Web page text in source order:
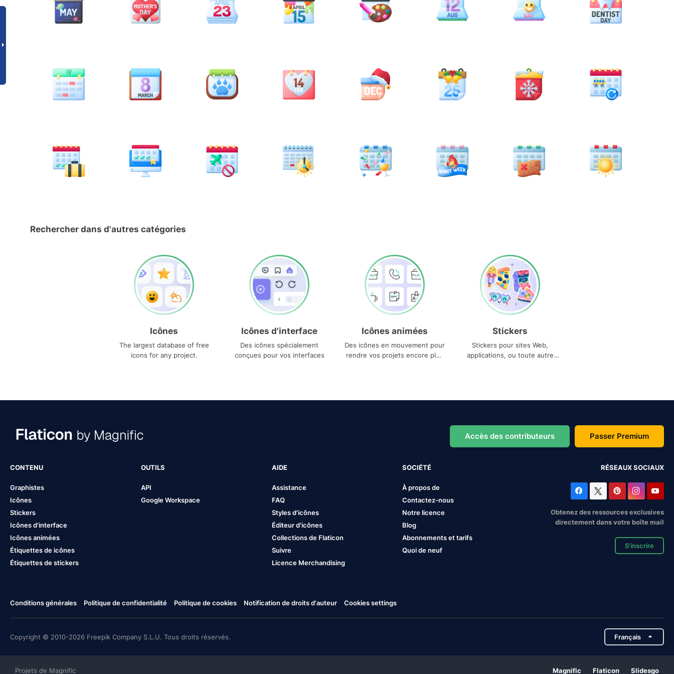
Rechercher dans d'autres catégories
Icônes
The largest database of free
icons for any project.
Icônes d'interface
Des icônes spécialement
conçues pour vos interfaces
Icônes animées
Des icônes en mouvement pour
rendre vos projets encore plus
Stickers
Stickers pour sites Web,
applications, ou toute autre
Accès des contributeurs Passer Premium
CONTENU
Graphistes
Icônes
Stickers
Icônes d'interface
Icônes animées
Étiquettes de icônes
Étiquettes de stickers
OUTILS
API
Google Workspace
AIDE
Assistance
FAQ
Styles d'icônes
Éditeur d'icônes
Collections de Flaticon
Suivre
Licence Merchandising
SOCIÉTÉ
À propos de
Contactez-nous
Notre licence
Blog
Abonnements et tarifs
Quoi de neuf
RÉSEAUX SOCIAUX
Obtenez des ressources exclusives
directement dans votre boîte mail
S'inscrire
Conditions générales Politique de confidentialité Politique de cookies Notification de droits d'auteur Cookies settings
Copyright © 2010-2026 Freepik Company S.L.U. Tous droits réservés. Français
Projets de Magnific Magnific Flaticon Slidesgo